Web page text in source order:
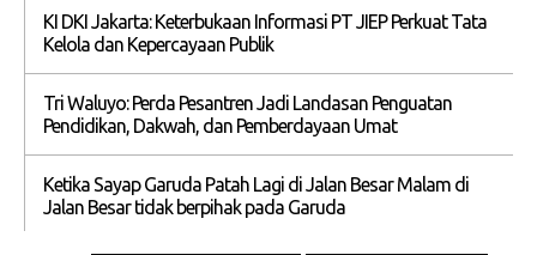
KI DKI Jakarta: Keterbukaan Informasi PT JIEP Perkuat Tata
Kelola dan Kepercayaan Publik
Tri Waluyo: Perda Pesantren Jadi Landasan Penguatan
Pendidikan, Dakwah, dan Pemberdayaan Umat
Ketika Sayap Garuda Patah Lagi di Jalan Besar Malam di
Jalan Besar tidak berpihak pada Garuda